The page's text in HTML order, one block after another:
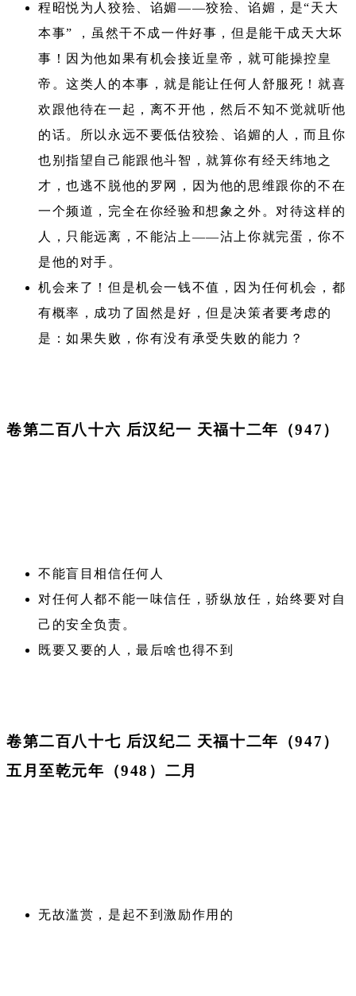
程昭悦为人狡狯、谄媚——狡狯、谄媚，是“天大
本事” ，虽然干不成一件好事，但是能干成天大坏
事！因为他如果有机会接近皇帝，就可能操控皇
帝。这类人的本事，就是能让任何人舒服死！就喜
欢跟他待在一起，离不开他，然后不知不觉就听他
的话。所以永远不要低估狡狯、谄媚的人，而且你
也别指望自己能跟他斗智，就算你有经天纬地之
才，也逃不脱他的罗网，因为他的思维跟你的不在
一个频道，完全在你经验和想象之外。对待这样的
人，只能远离，不能沾上——沾上你就完蛋，你不
是他的对手。
机会来了！但是机会一钱不值，因为任何机会，都
有概率，成功了固然是好，但是决策者要考虑的
是：如果失败，你有没有承受失败的能力？
卷第二百八十六 后汉纪一 天福十二年（947）
不能盲目相信任何人
对任何人都不能一味信任，骄纵放任，始终要对自
己的安全负责。
既要又要的人，最后啥也得不到
卷第二百八十七 后汉纪二 天福十二年（947）
五月至乾元年（948）二月
无故滥赏，是起不到激励作用的